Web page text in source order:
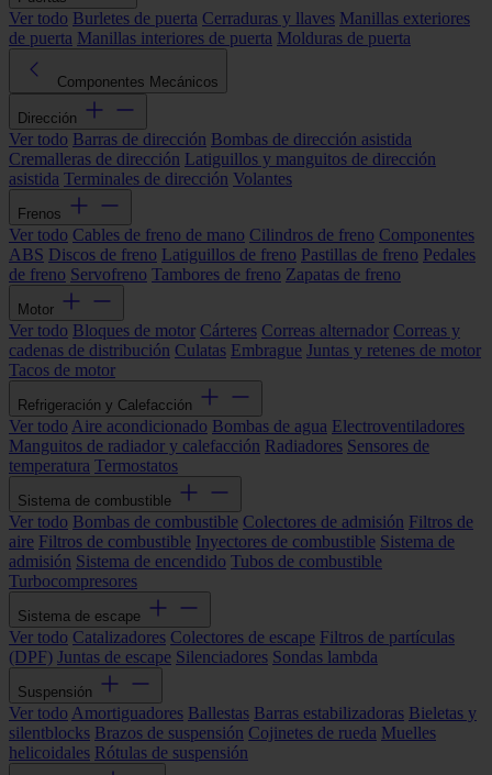
Ver todo Burletes de puerta Cerraduras y llaves Manillas exteriores
de puerta Manillas interiores de puerta Molduras de puerta
Componentes Mecánicos
Dirección
Ver todo Barras de dirección Bombas de dirección asistida
Cremalleras de dirección Latiguillos y manguitos de dirección
asistida Terminales de dirección Volantes
Frenos
Ver todo Cables de freno de mano Cilindros de freno Componentes
ABS Discos de freno Latiguillos de freno Pastillas de freno Pedales
de freno Servofreno Tambores de freno Zapatas de freno
Motor
Ver todo Bloques de motor Cárteres Correas alternador Correas y
cadenas de distribución Culatas Embrague Juntas y retenes de motor
Tacos de motor
Refrigeración y Calefacción
Ver todo Aire acondicionado Bombas de agua Electroventiladores
Manguitos de radiador y calefacción Radiadores Sensores de
temperatura Termostatos
Sistema de combustible
Ver todo Bombas de combustible Colectores de admisión Filtros de
aire Filtros de combustible Inyectores de combustible Sistema de
admisión Sistema de encendido Tubos de combustible
Turbocompresores
Sistema de escape
Ver todo Catalizadores Colectores de escape Filtros de partículas
(DPF) Juntas de escape Silenciadores Sondas lambda
Suspensión
Ver todo Amortiguadores Ballestas Barras estabilizadoras Bieletas y
silentblocks Brazos de suspensión Cojinetes de rueda Muelles
helicoidales Rótulas de suspensión